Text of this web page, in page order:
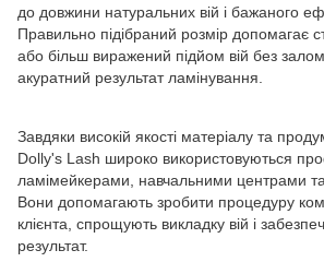
до довжини натуральних вій і бажаного
Правильно підібраний розмір допомагає
або більш виражений підйом вій без
акуратний результат ламінування.
Завдяки високій якості матеріалу та
Dolly's Lash широко використовуються
ламімейкерами, навчальними центрами
Вони допомагають зробити процедуру
клієнта, спрощують викладку вій і
результат.